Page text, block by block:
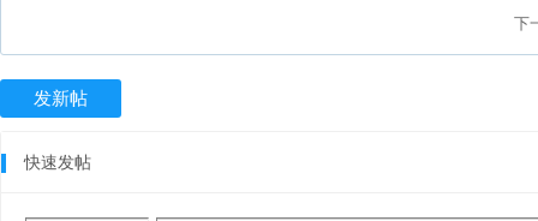
下
发新帖
快速发帖